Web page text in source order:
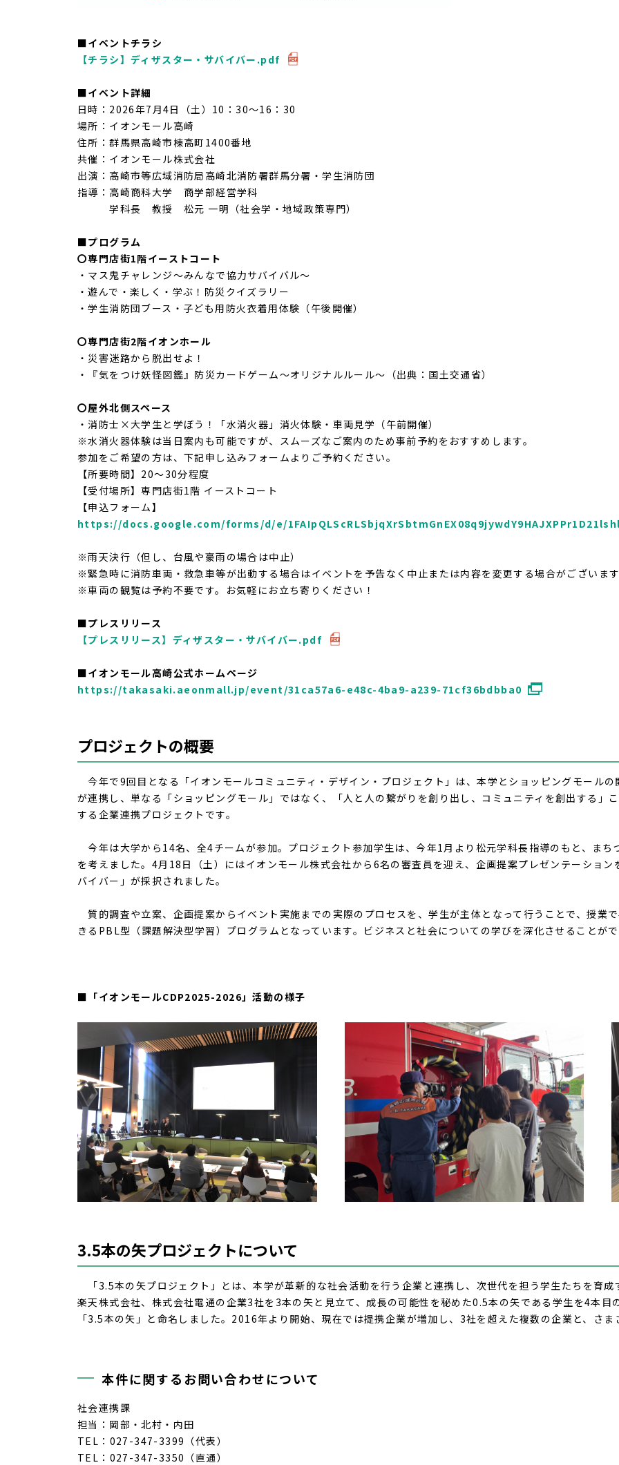
■イベントチラシ
【チラシ】ディザスター・サバイバー.pdf
■イベント詳細
日時： 2026年7月4日（土）10：30～16：30
場所：イオンモール高崎
住所：群馬県高崎市棟高町1400番地
共催：イオンモール株式会社
出演： 高崎市等広域消防局高崎北消防署群馬分署 ・学生消防団
指導：高崎商科大学 商学部経営学科
学科長 教授 松元 一明（社会学・地域政策専門）
■プログラム
〇専門店街1階イーストコート
・マス鬼チャレンジ～みんなで協力サバイバル～
・遊んで・楽しく・学ぶ！防災クイズラリー
・学生消防団ブース・子ども用防火衣着用体験（午後開催）
〇専門店街2階イオンホール
・災害迷路から脱出せよ！
・『気をつけ妖怪図鑑』防災カードゲーム～オリジナルルール～（出典：国土交通省）
〇屋外北側スペース
・消防士×大学生と学ぼう！「水消火器」消火体験・車両見学（午前開催）
※水消火器体験は当日案内も可能ですが、スムーズなご案内のため事前予約をおすすめします。
参加をご希望の方は、下記申し込みフォームよりご予約ください。
【所要時間】20～30分程度
【受付場所】専門店街1階 イーストコート
【申込フォーム】
https://docs.google.com/forms/d/e/
※雨天決行（但し、台風や豪雨の場合は中止）
※緊急時に消防車両・救急車等が出動する場合はイベントを予告なく中止または内容を変更する場合がございま
※車両の観覧は予約不要です。お気軽にお立ち寄りください！
■プレスリリース
【プレスリリース】ディザスター・サバイバー.pdf
■イオンモール高崎公式ホームページ
https://takasaki.aeonmall.jp/event/31ca57a6-e48c-4ba9-a239-71cf36bdbba0
プロジェクトの概要
今年で9回目となる「イオンモールコミュニティ・デザイン・プロジェクト」は、本学とショッピングモール
が連携し、単なる「ショッピングモール」ではなく、「人と人の繋がりを創り出し、コミュニティを創出する」
する企業連携プロジェクトです。
今年は大学から 14名、全4チームが参加。プロジェクト参加学生は、今年1月より松元学科長指導のもと、ま
を考えました。 4月 18 日（土）にはイオンモール株式会社から 6名の審査員を迎え、企画提案プレゼンテーショ
バイバー」が採択されました。
質的調査や立案、企画提案からイベント実施までの実際のプロセスを、学生が主体となって行うことで、授業
きる PBL型（課題解決型学習）プログラムとなっています。ビジネスと社会についての学びを深化させることが
■「イオンモールCDP2025-2026」活動の様子
3.5本の矢プロジェクトについて
「3.5本の矢プロジェクト」とは、本学が革新的な社会活動を行う企業と連携し、次世代を担う学生たちを育成
楽天株式会社、株式会社電通の企業3社を3本の矢と見立て、成長の可能性を秘めた0.5本の矢である学生を4本目
「3.5本の矢」と命名しました。 2016年より開始、現在では提携企業が増加し、 3社を超えた複数の企業と、さま
本件に関するお問い合わせについて
社会連携課
担当：岡部・北村・内田
TEL： 027-347-3399 （代表）
TEL： 027-347-3350 （直通）